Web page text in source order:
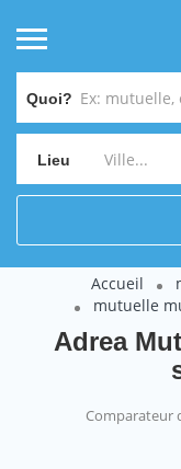
Quoi?
Lieu
Accueil
mutuelle
Adrea
Comparateur